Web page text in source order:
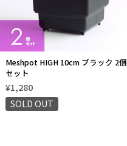
Meshpot HIGH 10cm ブラック 2個
セット
¥1,280
SOLD OUT